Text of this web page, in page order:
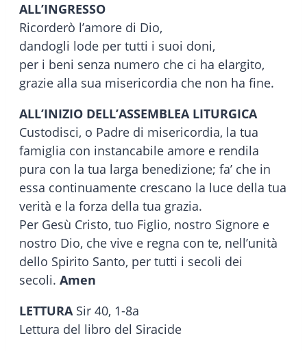
ALL’INGRESSO
Ricorderò l’amore di Dio,
dandogli lode per tutti i suoi doni,
per i beni senza numero che ci ha elargito,
grazie alla sua misericordia che non ha fine.
ALL’INIZIO DELL’ASSEMBLEA LITURGICA
Custodisci, o Padre di misericordia, la tua
famiglia con instancabile amore e rendila
pura con la tua larga benedizione; fa’ che in
essa continuamente crescano la luce della tua
verità e la forza della tua grazia.
Per Gesù Cristo, tuo Figlio, nostro Signore e
nostro Dio, che vive e regna con te, nell’unità
dello Spirito Santo, per tutti i secoli dei
secoli. Amen
LETTURASir 40, 1-8a
Lettura del libro del Siracide